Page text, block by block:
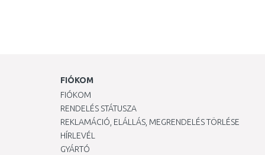
FIÓKOM
FIÓKOM
RENDELÉS STÁTUSZA
REKLAMÁCIÓ, ELÁLLÁS, MEGRENDELÉS TÖRLÉSE
HÍRLEVÉL
GYÁRTÓ